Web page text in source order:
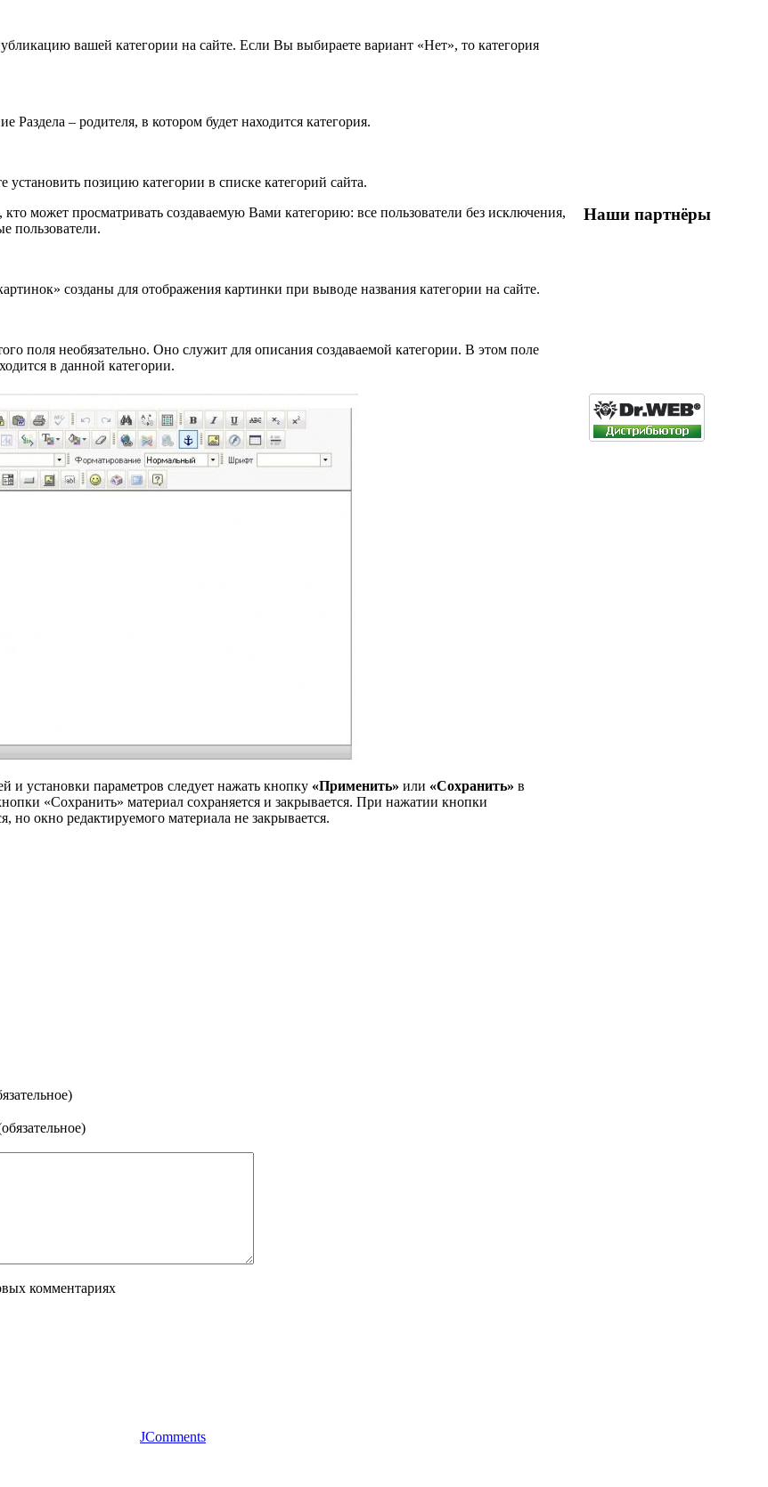
вашей категории на сайте. Если Вы выбираете вариант «Нет», то категория
Раздела – родителя, в котором будет находится категория.
установить позицию категории в списке категорий сайта.
может просматривать создаваемую Вами категорию: все пользователи без исключения,
пользователи.
созданы для отображения картинки при выводе названия категории на сайте.
поля необязательно. Оно служит для описания создаваемой категории. В этом поле
в данной категории.
и установки параметров следует нажать кнопку «Применить» или «Сохранить» в
«Сохранить» материал сохраняется и закрывается. При нажатии кнопки
но окно редактируемого материала не закрывается.
комментариях
JComments
Наши партнёры